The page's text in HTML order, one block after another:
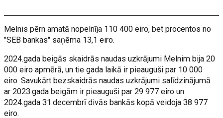
Melnis pērn amatā nopelnīja 110 400 eiro, bet procentos no
"SEB bankas" saņēma 13,1 eiro.
2024.gada beigās skaidrās naudas uzkrājumi Melnim bija 20
000 eiro apmērā, un tie gada laikā ir pieauguši par 10 000
eiro. Savukārt bezskaidrās naudas uzkrājumi salīdzinājumā
ar 2023.gada beigām ir pieauguši par 29 977 eiro un
2024.gada 31.decembrī divās bankās kopā veidoja 38 977
eiro.